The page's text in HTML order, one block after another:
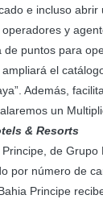
e incluso
y
puntos para
el
Además,
un
& Resorts
de
por número de
Principe